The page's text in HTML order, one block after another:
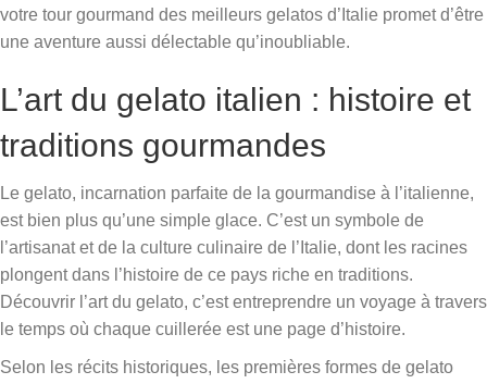
votre tour gourmand des meilleurs gelatos d’Italie promet d’être
une aventure aussi délectable qu’inoubliable.
L’art du gelato italien : histoire et
traditions gourmandes
Le gelato, incarnation parfaite de la gourmandise à l’italienne,
est bien plus qu’une simple glace. C’est un symbole de
l’artisanat et de la culture culinaire de l’Italie, dont les racines
plongent dans l’histoire de ce pays riche en traditions.
Découvrir l’art du gelato, c’est entreprendre un voyage à travers
le temps où chaque cuillerée est une page d’histoire.
Selon les récits historiques, les premières formes de gelato